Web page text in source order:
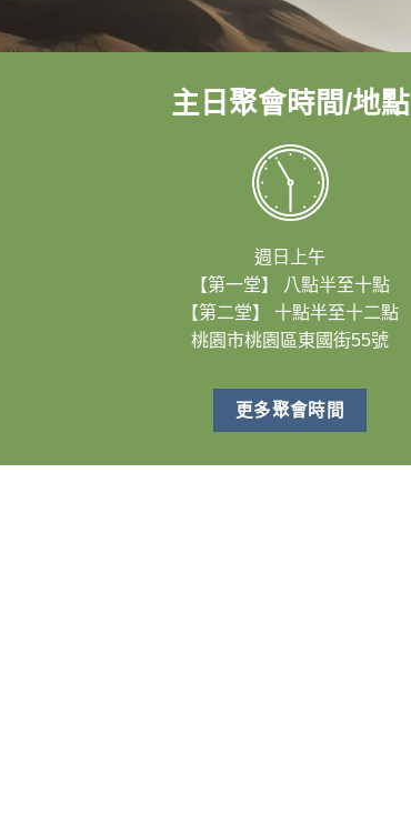
主日聚會時間/地點
週日上午
【第一堂】 八點半至十點
【第二堂】 十點半至十二點
桃園市桃園區東國街55號
更多聚會時間